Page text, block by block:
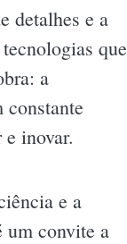
detalhes e a
que
a
constante
inovar.
e a
um convite a